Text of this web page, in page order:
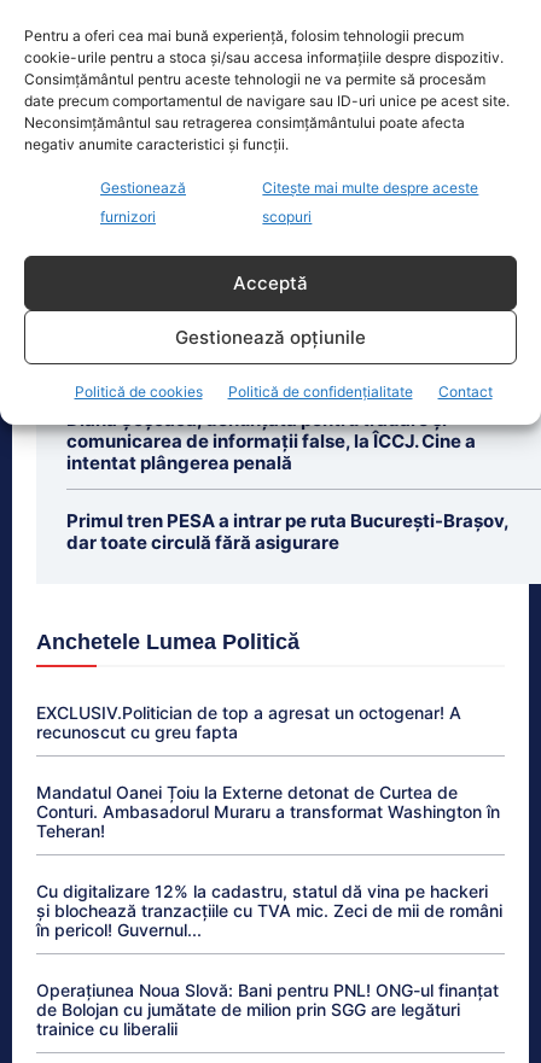
Pentru a oferi cea mai bună experiență, folosim tehnologii precum
cookie-urile pentru a stoca și/sau accesa informațiile despre dispozitiv.
Consimțământul pentru aceste tehnologii ne va permite să procesăm
date precum comportamentul de navigare sau ID-uri unice pe acest site.
Neconsimțământul sau retragerea consimțământului poate afecta
negativ anumite caracteristici și funcții.
Gestionează
furnizori
Citește mai multe despre aceste
scopuri
Acceptă
Gestionează opțiunile
Politică de cookies Politică de confidențialitate Contact
Un copil de doar 2 ani din Reghin a
trecut printr-un moment dramatic,
vineri, după ce și-a prins mâna
dreaptă[...]
Adrian Câciu se arată contrariat de haosul generat
de PNL și USR: Au votat legea și apoi o atacă la CCR.
Ăsta e bipolarism...
Diana Șoșoacă, denunțată pentru trădare și
comunicarea de informații false, la ÎCCJ. Cine a
intentat plângerea penală
Primul tren PESA a intrar pe ruta București-Brașov,
dar toate circulă fără asigurare
Anchetele Lumea Politică
EXCLUSIV.Politician de top a agresat un octogenar! A
recunoscut cu greu fapta
Mandatul Oanei Țoiu la Externe detonat de Curtea de
Conturi. Ambasadorul Muraru a transformat Washington în
Teheran!
Cu digitalizare 12% la cadastru, statul dă vina pe hackeri
și blochează tranzacțiile cu TVA mic. Zeci de mii de români
în pericol! Guvernul...
Operațiunea Noua Slovă: Bani pentru PNL! ONG-ul finanțat
de Bolojan cu jumătate de milion prin SGG are legături
trainice cu liberalii